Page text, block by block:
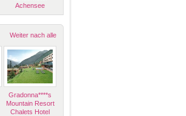
Achensee
Weiter nach alle
Gradonna****s
Mountain Resort
Chalets Hotel